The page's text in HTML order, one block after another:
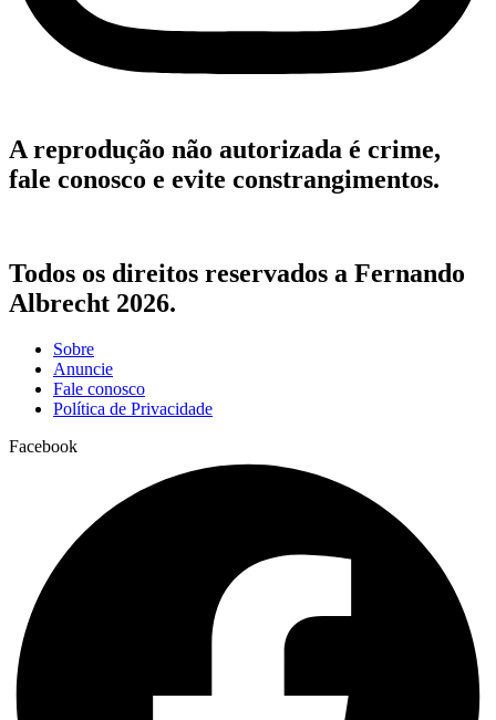
A reprodução não autorizada é crime,
fale conosco e evite constrangimentos.
Todos os direitos reservados a Fernando
Albrecht 2026.
Sobre
Anuncie
Fale conosco
Política de Privacidade
Facebook